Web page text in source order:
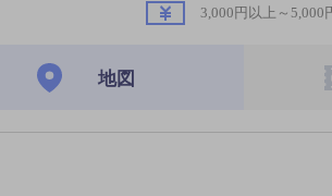
3,000円以上～5,000
地図